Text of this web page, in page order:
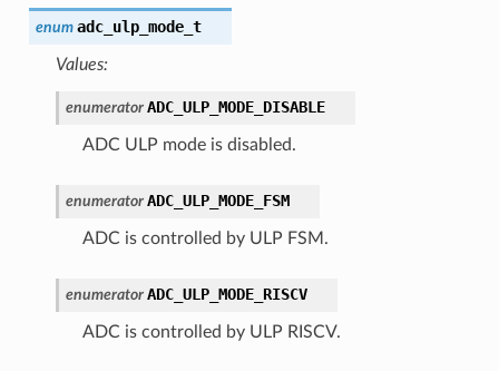
enum adc_ulp_mode_t
Values:
enumerator ADC_ULP_MODE_DISABLE
ADC ULP mode is disabled.
enumerator ADC_ULP_MODE_FSM
ADC is controlled by ULP FSM.
enumerator ADC_ULP_MODE_RISCV
ADC is controlled by ULP RISCV.